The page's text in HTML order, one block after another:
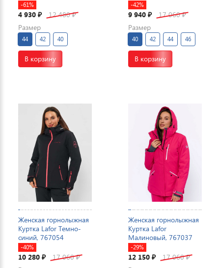
-61%
4 930 ₽ 12 480₽
Размер
44 42 40
В корзину
-42%
9 940 ₽ 17 060₽
Размер
40 42 44 46
В корзину
Женская горнолыжная
Куртка Lafor Темно-
синий, 767054
-40%
10 280 ₽ 17 060₽
Женская горнолыжная
Куртка Lafor
Малиновый, 767037
-29%
12 150 ₽ 17 060₽